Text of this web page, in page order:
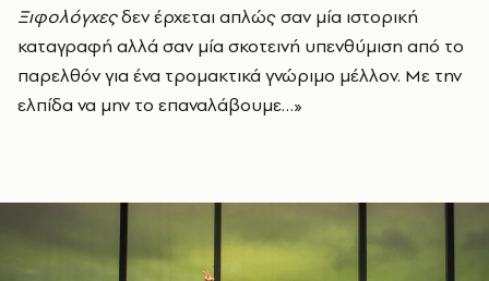
Ξιφολόγχεςδεν έρχεται απλώς σαν μία ιστορική
καταγραφή αλλά σαν μία σκοτεινή υπενθύμιση από το
παρελθόν για ένα τρομακτικά γνώριμο μέλλον. Με την
ελπίδα να μην το επαναλάβουμε…»